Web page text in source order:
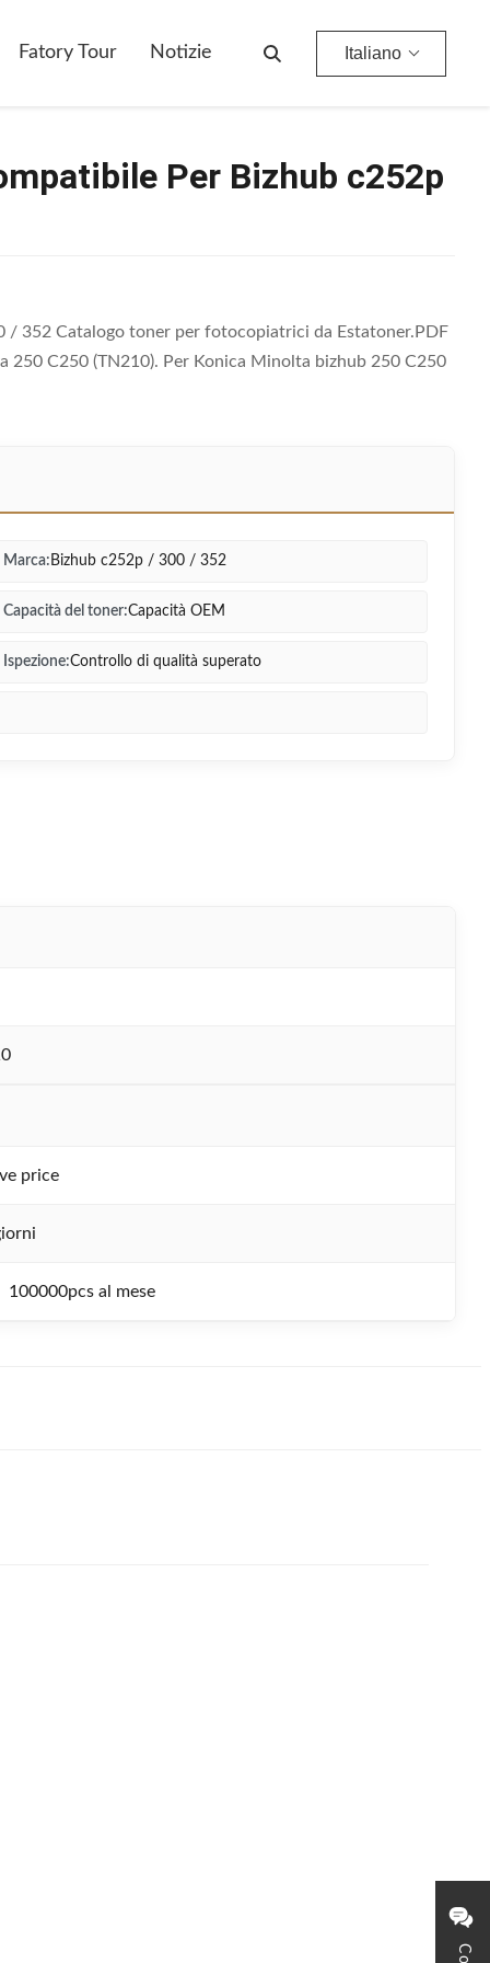
Fatory Tour Notizie Italiano
Per Bizhub c252p
352 Catalogo toner per fotocopiatrici da Estatoner.PDF
C250 (TN210). Per Konica Minolta bizhub 250 C250
Marca: Bizhub c252p / 300 / 352
Capacità del toner:Capacità OEM
Ispezione:Controllo di qualità superato
price
100000pcs al mese